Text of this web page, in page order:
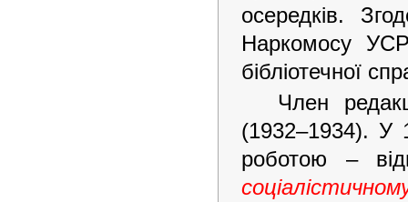
осередків.
Наркомосу
бібліотечної
Член
(1932–1934). У
роботою –